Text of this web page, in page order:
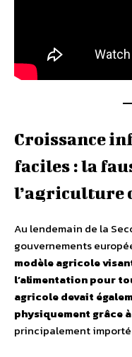
Croissance
faciles : la
l’agriculture
Au lendemain de la
gouvernements
modèle agricole
l’alimentation pour
agricole devait
physiquement grâce
principalement